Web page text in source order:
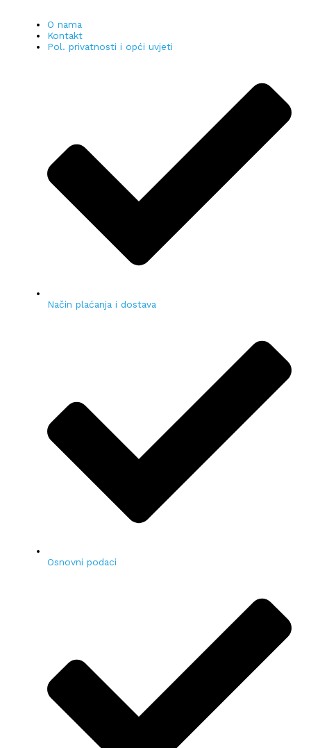
O nama
Kontakt
Pol. privatnosti i opći uvjeti
Način plaćanja i dostava
Osnovni podaci